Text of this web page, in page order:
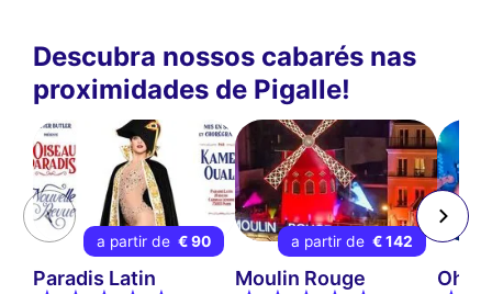
Descubra nossos cabarés nas
proximidades de Pigalle!
a partir de € 90
Paradis Latin
a partir de € 142
Moulin Rouge Oh!